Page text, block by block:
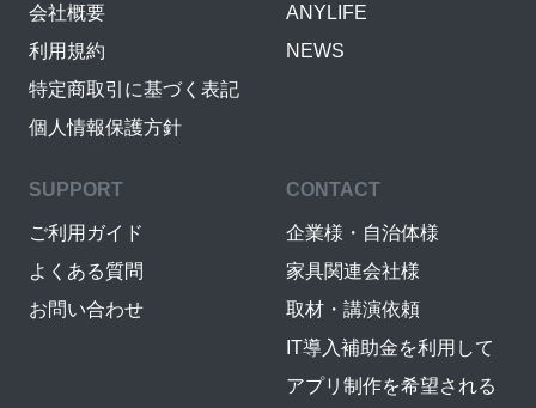
会社概要
利用規約
特定商取引に基づく表記
個人情報保護方針
ANYLIFE
NEWS
SUPPORT
ご利用ガイド
よくある質問
お問い合わせ
CONTACT
企業様・自治体様
家具関連会社様
取材・講演依頼
IT導入補助金を利用して
アプリ制作を希望される